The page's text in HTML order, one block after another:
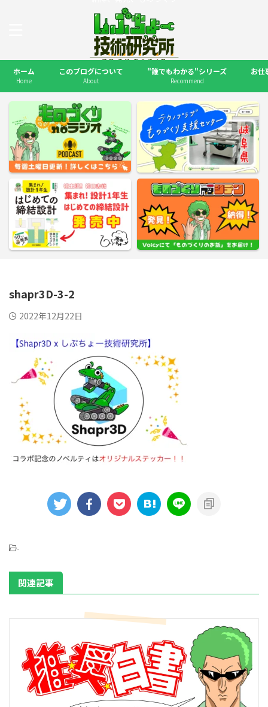
ホーム
Home
このブログについて
About
"誰でもわかる"シリーズ
Recommend
お仕
shapr3D-3-2
2022年12月22日
-
関連記事